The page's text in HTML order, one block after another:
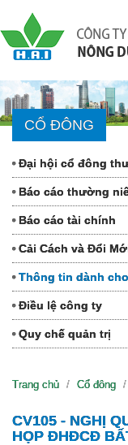
CỔ ĐÔNG
Đại hội cổ đông
Báo cáo thường
Báo cáo tài chính
Cải Cách và Đổi
Thông tin dành
Điều lệ công ty
Quy chế quản trị
Trang chủ Cổ đông
CV105 - NGHỊ
HỌP ĐHĐCĐ